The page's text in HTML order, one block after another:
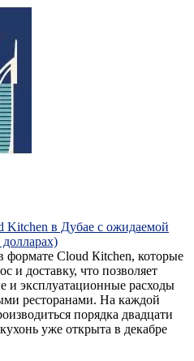
Kitchen в Дубае с ожидаемой
формате Сloud Кitchen, которые
и доставку, что позволяет
и эксплуатационные расходы
ресторанами. На каждой
порядка двадцати
уже открыта в декабре